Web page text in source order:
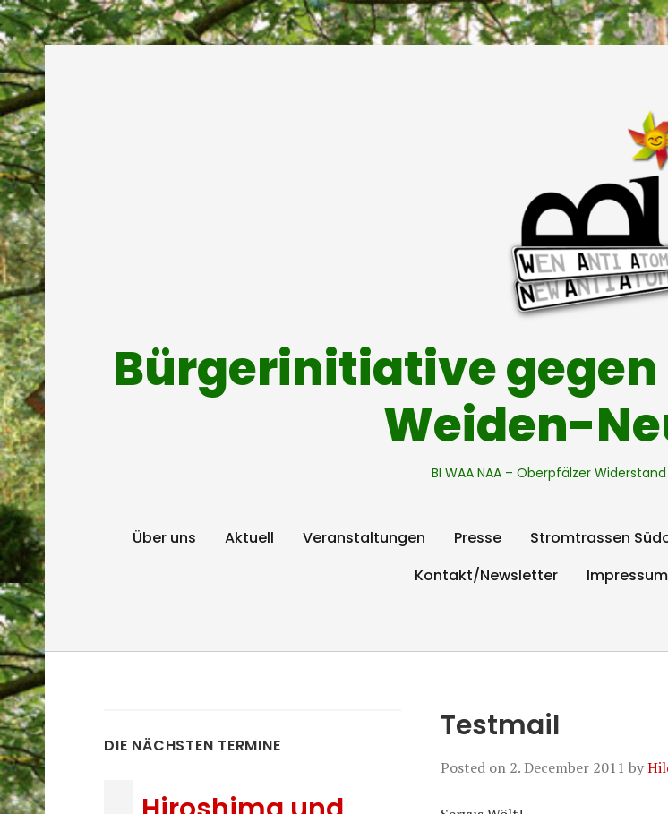
Bürgerinitiative
Weiden-
BI WAA NAA – Oberpfälzer
Über uns Aktuell Veranstaltungen Presse Stromtrassen
Kontakt/Newsletter
Impressum
Testmail
Posted on 2. December 2011 by
DIE NÄCHSTEN TERMINE